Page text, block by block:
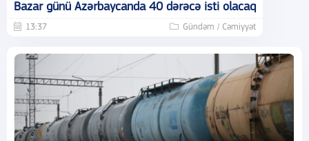
Bazar günü Azərbaycanda 40 dərəcə isti olacaq
13:37 Gündəm / Cəmiyyət